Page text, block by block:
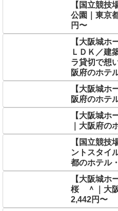
【国立競技
公園｜東京
円〜
【大阪城ホ
ＬＤＫ／建
ラ貸切で想
阪府のホテ
【大阪城ホ
阪府のホテ
【大阪城ホ
｜大阪府の
【国立競
ントスタイ
都のホテル
【大阪城ホ
桜 ＾｜大阪
2,442円〜